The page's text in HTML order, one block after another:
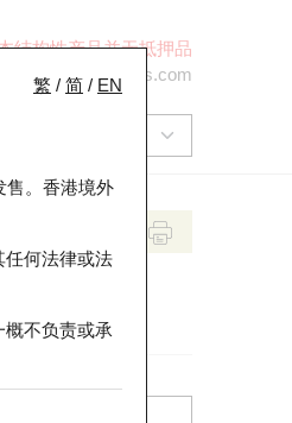
结构性产品并无抵押品
ol-hkwarrants@ubs.com
繁 / 简 / EN
售。香港境外
任何法律或法
不负责或承